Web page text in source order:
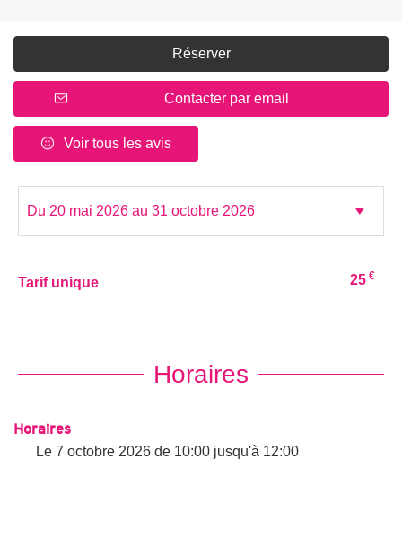
Réserver
Contacter par email
Voir tous les avis
Tarif unique 25 €
Horaires
Horaires
Le 7 octobre 2026 de 10:00 jusqu'à 12:00